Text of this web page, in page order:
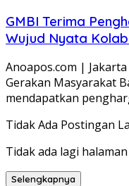
GMBI Terima
Wujud Nyata
Anoapos.com |
Gerakan Masyarakat
mendapatkan
Tidak Ada Postingan
Tidak ada lagi
Selengkapnya